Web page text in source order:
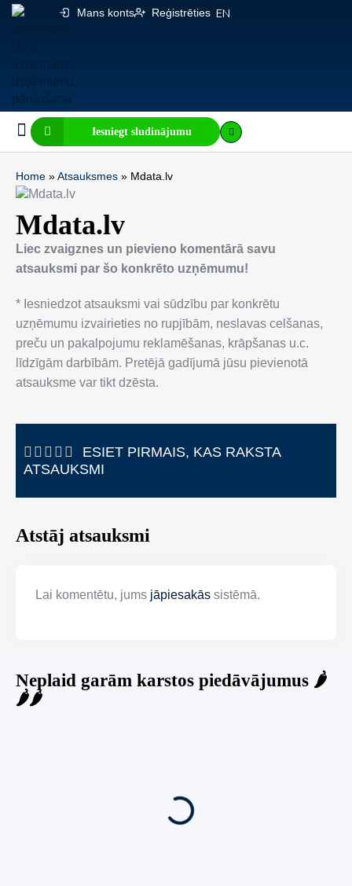
Mans konts Reģistrēties EN
Iesniegt sludinājumu
Home » Atsauksmes » Mdata.lv
Mdata.lv
Liec zvaigznes un pievieno komentārā savu
atsauksmi par šo konkrēto uzņēmumu!
* Iesniedzot atsauksmi vai sūdzību par konkrētu
uzņēmumu izvairieties no rupjībām, neslavas celšanas,
preču un pakalpojumu reklamēšanas, krāpšanas u.c.
līdzīgām darbībām. Pretējā gadījumā jūsu pievienotā
atsauksme var tikt dzēsta.
ESIET PIRMAIS, KAS RAKSTA
ATSAUKSMI
Atstāj atsauksmi
Lai komentētu, jums jāpiesakās sistēmā.
Neplaid garām karstos piedāvājumus 🌶️
🌶️🌶️
Pārdod Premium Āra Saunu Ražošanas